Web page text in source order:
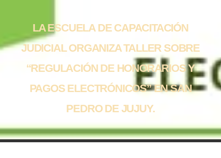
LA ESCUELA DE CAPACITACIÓN
JUDICIAL ORGANIZA TALLER SOBRE
“REGULACIÓN DE HONORARIOS Y
PAGOS ELECTRÓNICOS” EN SAN
PEDRO DE JUJUY.